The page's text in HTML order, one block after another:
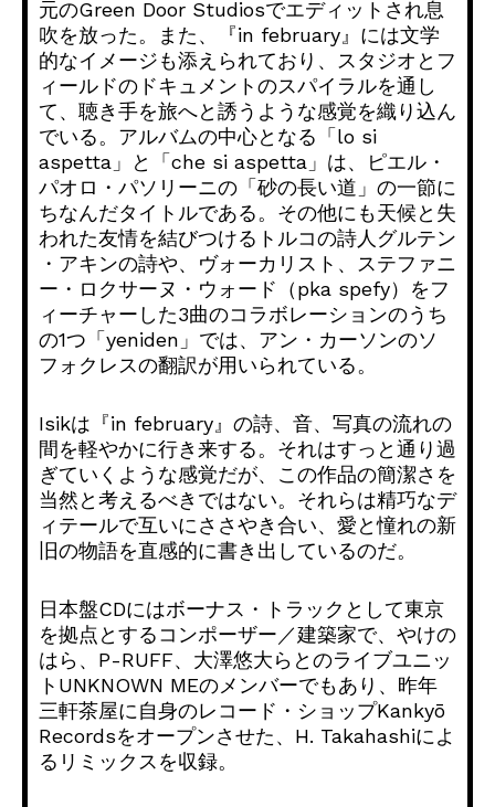
元のGreen Door Studiosでエディットされ息
吹を放った。また、『in february』には文学
的なイメージも添えられており、 スタジオとフ
ィールドのドキュメントのスパイラルを通し
て、 聴き手を旅へと誘うような感覚を織り込ん
でいる。 アルバムの中心となる「lo si
aspetta」と「che si aspetta」は、ピエル・
パオロ・パソリーニの「 砂の長い道」の一節に
ちなんだタイトルである。 その他にも天候と失
われた友情を結びつけるトルコの詩人グルテン
・アキンの詩や、ヴォーカリスト、ステファニ
ー・ロクサーヌ・ ウォード（pka spefy） をフ
ィーチャーした3曲のコラボレーションのうち
の1つ「 yeniden」では、アン・ カーソンのソ
フォクレスの翻訳が用いられている。
Isikは『in february』の詩、音、 写真の流れの
間を軽やかに行き来する。 それはすっと通り過
ぎていくような感覚だが、 この作品の簡潔さを
当然と考えるべきではない。 それらは精巧なデ
ィテールで互いにささやき合い、 愛と憧れの新
旧の物語を直感的に書き出しているのだ。
日本盤CDにはボーナス・
トラックとして東京
を拠点とするコンポーザー／建築家で、 やけの
はら、P-RUFF、 大澤悠大らとのライブユニッ
トUNKNOWN MEのメンバーでもあり、昨年
三軒茶屋に自身のレコード・ ショップKankyō
Recordsをオープンさせた、H. Takahashiによ
るリミックスを収録。